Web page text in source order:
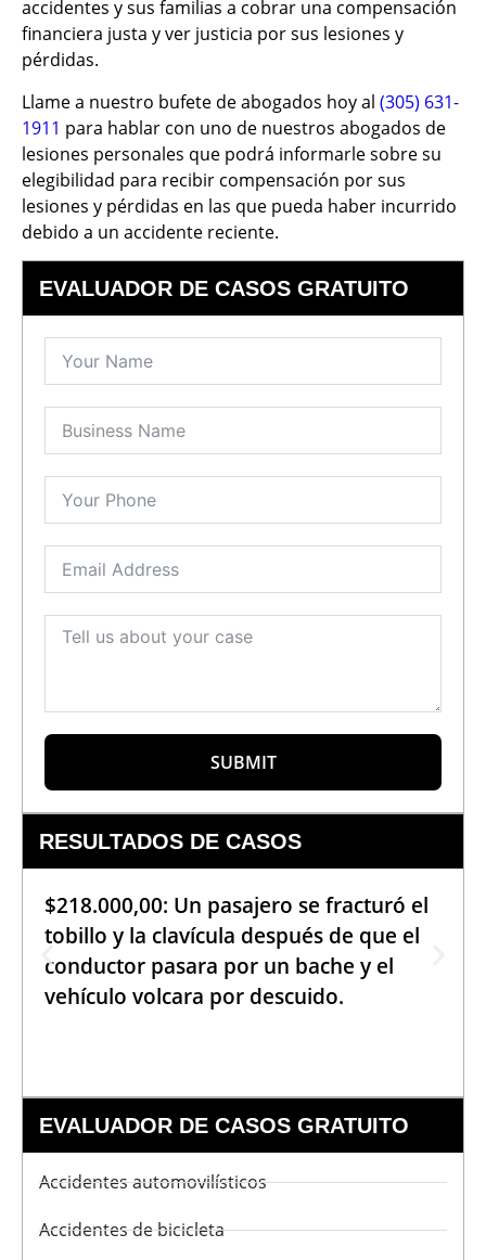
accidentes y sus familias a cobrar una compensación
financiera justa y ver justicia por sus lesiones y
pérdidas.
Llame a nuestro bufete de abogados hoy al (305) 631-
1911 para hablar con uno de nuestros abogados de
lesiones personales que podrá informarle sobre su
elegibilidad para recibir compensación por sus
lesiones y pérdidas en las que pueda haber incurrido
debido a un accidente reciente.
EVALUADOR DE CASOS GRATUITO
SUBMIT
RESULTADOS DE CASOS
$218.000,00: Un pasajero se fracturó el
tobillo y la clavícula después de que el
conductor pasara por un bache y el
vehículo volcara por descuido.
EVALUADOR DE CASOS GRATUITO
Accidentes automovilísticos
Accidentes de bicicleta